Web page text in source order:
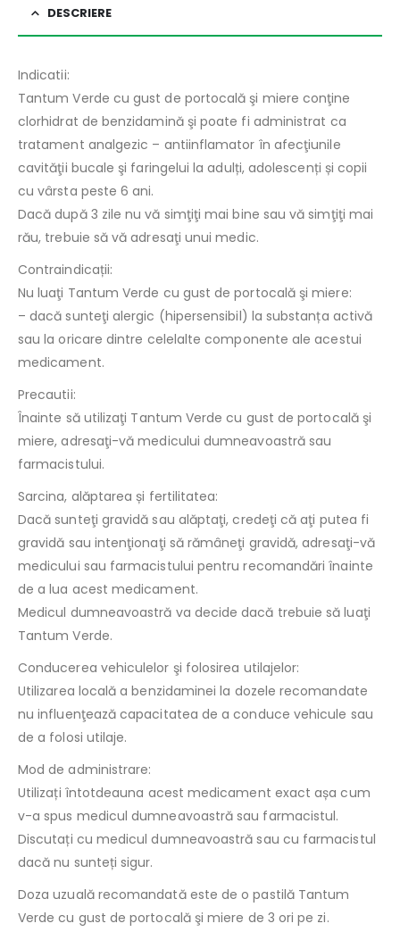
DESCRIERE
Indicatii:
Tantum Verde cu gust de portocală şi miere conţine
clorhidrat de benzidamină şi poate fi administrat ca
tratament analgezic – antiinflamator în afecţiunile
cavităţii bucale şi faringelui la adulți, adolescenți și copii
cu vârsta peste 6 ani.
Dacă după 3 zile nu vă simţiţi mai bine sau vă simţiţi mai
rău, trebuie să vă adresaţi unui medic.
Contraindicații:
Nu luaţi Tantum Verde cu gust de portocală şi miere:
– dacă sunteţi alergic (hipersensibil) la substanța activă
sau la oricare dintre celelalte componente ale acestui
medicament.
Precautii:
Înainte să utilizaţi Tantum Verde cu gust de portocală şi
miere, adresaţi-vă medicului dumneavoastră sau
farmacistului.
Sarcina, alăptarea și fertilitatea:
Dacă sunteţi gravidă sau alăptaţi, credeţi că aţi putea fi
gravidă sau intenţionaţi să rămâneţi gravidă, adresaţi-vă
medicului sau farmacistului pentru recomandări înainte
de a lua acest medicament.
Medicul dumneavoastră va decide dacă trebuie să luaţi
Tantum Verde.
Conducerea vehiculelor şi folosirea utilajelor:
Utilizarea locală a benzidaminei la dozele recomandate
nu influenţează capacitatea de a conduce vehicule sau
de a folosi utilaje.
Mod de administrare:
Utilizați întotdeauna acest medicament exact așa cum
v-a spus medicul dumneavoastră sau farmacistul.
Discutați cu medicul dumneavoastră sau cu farmacistul
dacă nu sunteți sigur.
Doza uzuală recomandată este de o pastilă Tantum
Verde cu gust de portocală şi miere de 3 ori pe zi.